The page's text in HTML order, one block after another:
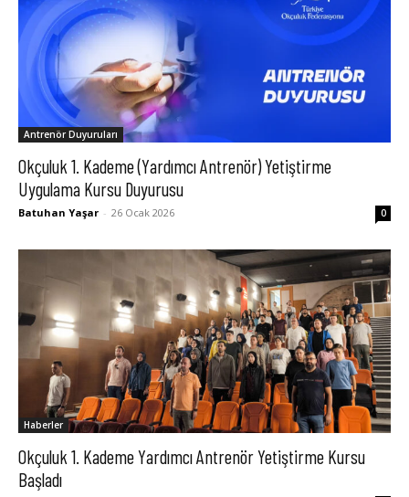
Antrenör Duyuruları
Okçuluk 1. Kademe (Yardımcı Antrenör) Yetiştirme
Uygulama Kursu Duyurusu
Batuhan Yaşar - 26 Ocak 2026 0
Haberler
Okçuluk 1. Kademe Yardımcı Antrenör Yetiştirme Kursu
Başladı